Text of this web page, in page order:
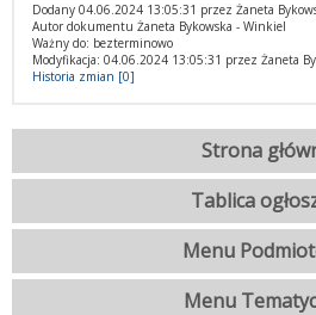
Dodany 04.06.2024 13:05:31 przez Żaneta
Autor dokumentu Żaneta Bykowska - Winkiel
Ważny do: bezterminowo
Modyfikacja: 04.06.2024 13:05:31 przez Żaneta
Historia zmian [0]
Strona
Tablica
Menu
Menu